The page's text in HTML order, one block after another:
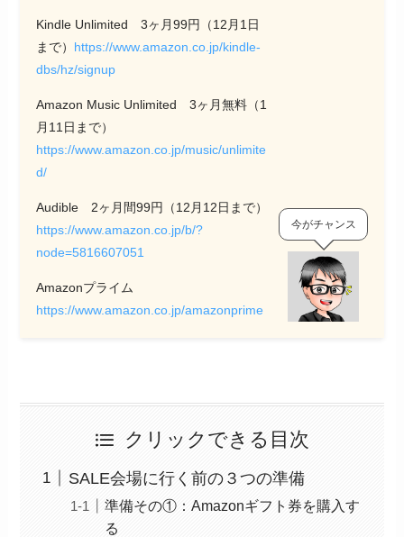
Kindle Unlimited 3ヶ月99円（12月1日
まで） https://www.amazon.co.jp/kindle-
dbs/hz/signup
Amazon Music Unlimited 3ヶ月無料（1
月11日まで）
https://www.amazon.co.jp/music/unlimite
d/
Audible 2ヶ月間99円（12月12日まで）
https://www.amazon.co.jp/b/?
node=5816607051
Amazonプライム
https://www.amazon.co.jp/amazonprime
今がチャンス
クリックできる目次
SALE会場に行く前の３つの準備
準備その①：Amazonギフト券を購入す
る